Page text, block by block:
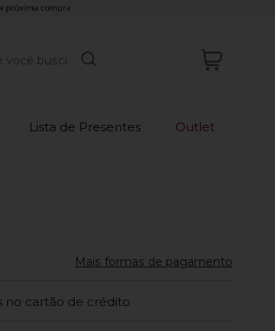
Lista de Presentes Outlet
Mais formas de pagamento
no cartão de crédito